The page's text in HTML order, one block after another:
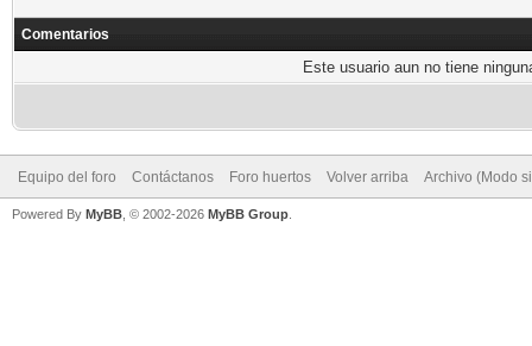
Comentarios
Este usuario aun no tiene
Equipo del foro Contáctanos Foro huertos Volver arriba Archivo (Modo
Powered By MyBB , © 2002-2026 MyBB Group